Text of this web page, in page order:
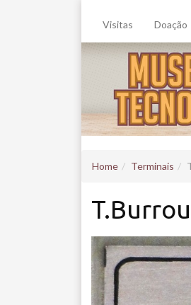
Visitas Doação
Home Terminais